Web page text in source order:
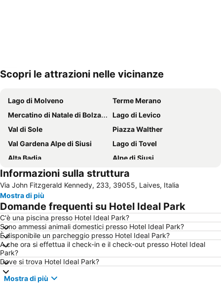
Espandi mappa
Scopri le attrazioni nelle vicinanze
Lago di Molveno
Terme Merano
Mercatino di Natale di Bolzano
Lago di Levico
Val di Sole
Piazza Walther
Val Gardena Alpe di Siusi
Lago di Tovel
Alta Badia
Alpe di Siusi
Mercatini di Natale di Trento
Campo Carlo Magno
Bellamonte
Lago di Caldonazzo
Passo Pordoi
Dolomiti
Piazza Duomo e Centro Storico
Sella Ronda
Mercatino di Natale di Merano Siusi allo Scilliar
Lago di Carezza
Speckfest Val di Funes
Lake of Carezza
Val d'Ultimo
Collalbo
Informazioni sulla struttura
Via John Fitzgerald Kennedy, 233, 39055, Laives, Italia
Mostra di più
Domande frequenti su Hotel Ideal Park
C'è una piscina presso Hotel Ideal Park?
Sono ammessi animali domestici presso Hotel Ideal Park?
È disponibile un parcheggio presso Hotel Ideal Park?
A che ora si effettua il check-in e il check-out presso Hotel Ideal
Park?
Dove si trova Hotel Ideal Park?
Mostra di più